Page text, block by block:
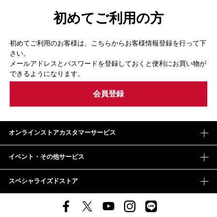
初めてご利用の方
初めてご利用のお客様は、こちらからお客様情報登録を行って下
さい。
メールアドレスとパスワードを登録しておくと便利にお買い物が
できるようになります。
オンラインストアカスタマーサービス
イベント・その他サービス
スペシャライズドストア